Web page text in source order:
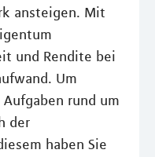
ansteigen. Mit
und Rendite bei
Um
rund um
der
haben Sie